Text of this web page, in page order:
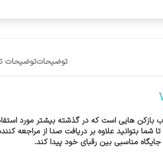
توضیحاتتوضیحات
بازکن هایی است که در گذشته بیشتر مورد
شما بتوانید علاوه بر دریافت صدا از مراجعه
مناسبی بین رقبای خود پیدا کند.